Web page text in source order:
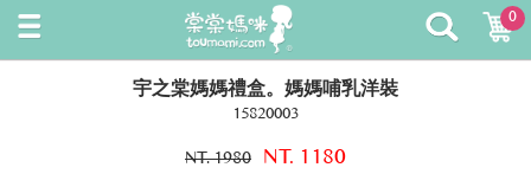
0
宇之棠媽媽禮盒。媽媽哺乳洋裝
15820003
NT. 1980 NT. 1180